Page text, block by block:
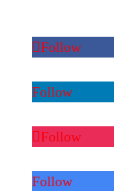
Follow
Follow
Follow
Follow